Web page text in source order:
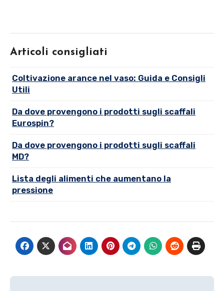
Articoli consigliati
Coltivazione arance nel vaso: Guida e Consigli
Utili
Da dove provengono i prodotti sugli scaffali
Eurospin?
Da dove provengono i prodotti sugli scaffali
MD?
Lista degli alimenti che aumentano la
pressione